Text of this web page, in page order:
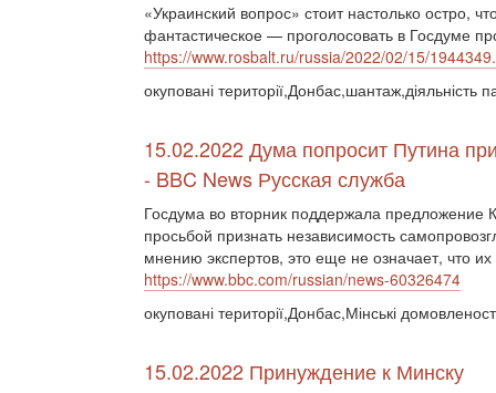
«Украинский вопрос» стоит настолько остро,
фантастическое — проголосовать в Госдуме
https://www.rosbalt.ru/russia/2022/02/15/
окуповані території,Донбас,шантаж,діяльність
15.02.2022 Дума попросит Путина
- BBC News Русская служба
Госдума во вторник поддержала предложение
просьбой признать независимость
мнению экспертов, это еще не означает, что
https://www.bbc.com/russian/news-60326474
окуповані території,Донбас,Мінські
15.02.2022 Принуждение к Минску